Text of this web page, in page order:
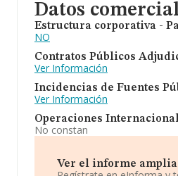
Datos
Estructura corporativa -
NO
Contratos Públicos
Ver Información
Incidencias de Fuentes
Ver Información
Operaciones
No constan
Ver el informe